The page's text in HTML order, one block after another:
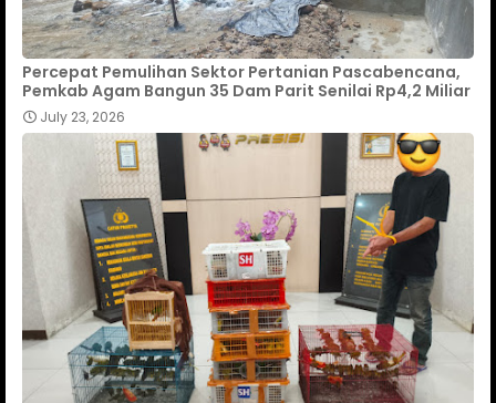
Percepat Pemulihan Sektor Pertanian Pascabencana,
Pemkab Agam Bangun 35 Dam Parit Senilai Rp4,2 Miliar
July 23, 2026